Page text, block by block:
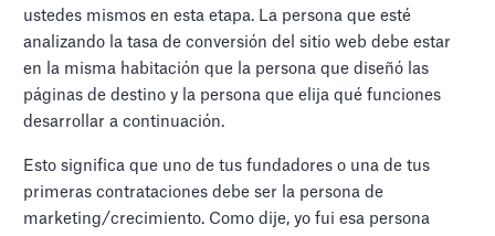
ustedes mismos en esta etapa. La persona que esté
analizando la tasa de conversión del sitio web debe estar
en la misma habitación que la persona que diseñó las
páginas de destino y la persona que elija qué funciones
desarrollar a continuación.
Esto significa que uno de tus fundadores o una de tus
primeras contrataciones debe ser la persona de
marketing/crecimiento. Como dije, yo fui esa persona